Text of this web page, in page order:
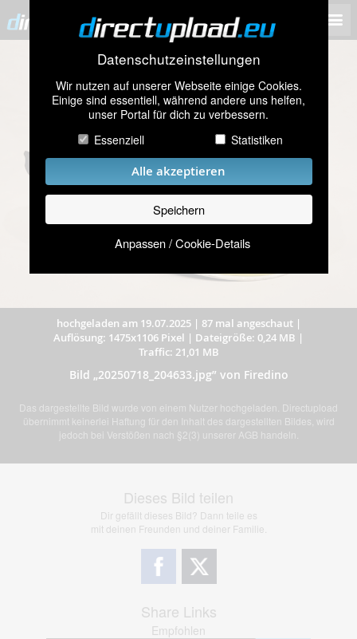
Datenschutzeinstellungen
Wir nutzen auf unserer Webseite einige Cookies.
Einige sind essentiell, während andere uns helfen,
unser Portal für dich zu verbessern.
Essenziell
Statistiken
Alle akzeptieren
Speichern
Anpassen / Cookie-Details
hochgeladen am 19.07.2025| 87 mal angeschaut|
Auflösung: 1475x1106 Pixel | Dateigröße: 0,24 MB |
Traffic: 21,01 MB
Bild „20250718_204633.jpg” von Firedino
Das dargestellte Bild wurde von einem Nutzer hochgeladen. Directupload
übernimmt keinerlei Haftung für den Inhalt des dargestellten Bildes, wird
jedoch bei Verstößen nach §2(3) unserer AGB handeln.
Dieses Bild teilen
Dir gefällt dieses Bild? Dann teile es
mit deinen Freunden und deiner Familie.
Share Links
Empfohlen